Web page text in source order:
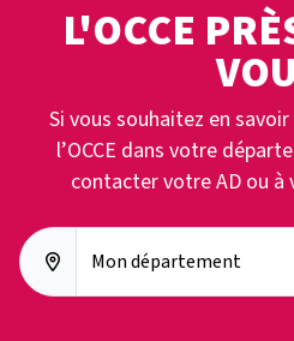
L'OCCE
Si vous souhaitez en
l’OCCE dans votre
contacter votre AD ou à
Mon département